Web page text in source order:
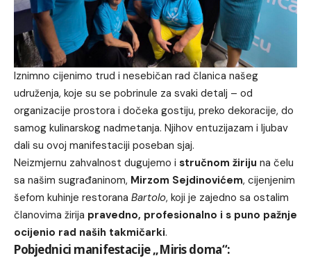
Iznimno cijenimo trud i nesebičan rad članica našeg
udruženja, koje su se pobrinule za svaki detalj – od
organizacije prostora i dočeka gostiju, preko dekoracije, do
samog kulinarskog nadmetanja. Njihov entuzijazam i ljubav
dali su ovoj manifestaciji poseban sjaj.
Neizmjernu zahvalnost dugujemo i stručnom žiriju na čelu
sa našim sugrađaninom, Mirzom Sejdinovićem, cijenjenim
šefom kuhinje restorana Bartolo, koji je zajedno sa ostalim
članovima žirija pravedno, profesionalno i s puno pažnje
ocijenio rad naših takmičarki.
Pobjednici manifestacije „Miris doma“: